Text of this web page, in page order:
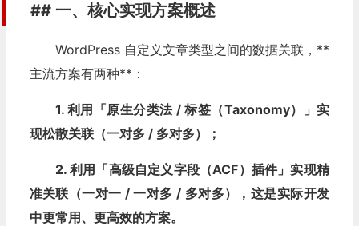
## 一、核心实现方案概述
WordPress 自定义文章类型之间的数据关联，**
主流方案有两种**：
1. 利用「原生分类法 / 标签（Taxonomy）」实
现松散关联（一对多 / 多对多）；
2. 利用「高级自定义字段（ACF）插件」实现精
准关联（一对一 / 一对多 / 多对多），这是实际开发
中更常用、更高效的方案。